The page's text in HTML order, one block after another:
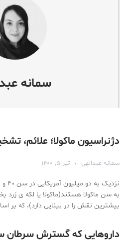
سمانه
دژنراسیون ماکولا؛ علائم،
سمانه عبدالهی تیر ۵, ۱۴۰۰
به سن ماکولا هستند(ماکولا یا لکه ی
بیشترین نقش را در بینایی دارد)، که بر
داروهایی که گسترش سرطان